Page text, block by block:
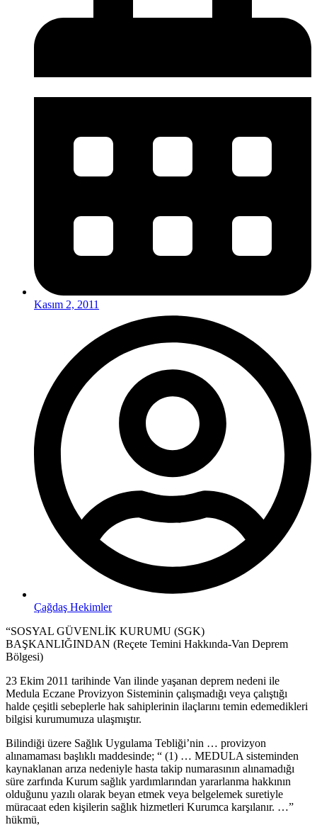
Kasım 2, 2011
Çağdaş Hekimler
“SOSYAL GÜVENLİK KURUMU (SGK)
BAŞKANLIĞINDAN (Reçete Temini Hakkında-Van Deprem
Bölgesi)
23 Ekim 2011 tarihinde Van ilinde yaşanan deprem nedeni ile
Medula Eczane Provizyon Sisteminin çalışmadığı veya çalıştığı
halde çeşitli sebeplerle hak sahiplerinin ilaçlarını temin edemedikleri
bilgisi kurumumuza ulaşmıştır.
Bilindiği üzere Sağlık Uygulama Tebliği’nin … provizyon
alınamaması başlıklı maddesinde; “ (1) … MEDULA sisteminden
kaynaklanan arıza nedeniyle hasta takip numarasının alınamadığı
süre zarfında Kurum sağlık yardımlarından yararlanma hakkının
olduğunu yazılı olarak beyan etmek veya belgelemek suretiyle
müracaat eden kişilerin sağlık hizmetleri Kurumca karşılanır. …”
hükmü,